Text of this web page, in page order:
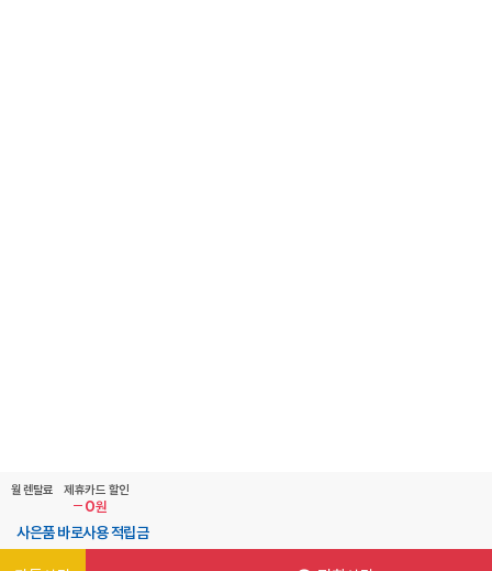
월 렌탈료 제휴카드 할인
0원
사은품 바로사용 적립금
비교하기(0)